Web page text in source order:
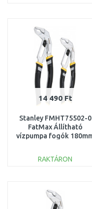
Összehasonlítás
14 490 Ft
Stanley FMHT75502-0
FatMax Állítható
vízpumpa fogók
RAKTÁRON
Összehasonlítás